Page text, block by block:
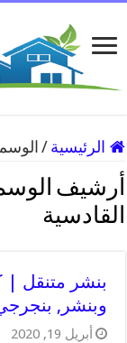
الرئيسية /
أرشيف
القادسية
وبنشر,
أبريل 19, 2020